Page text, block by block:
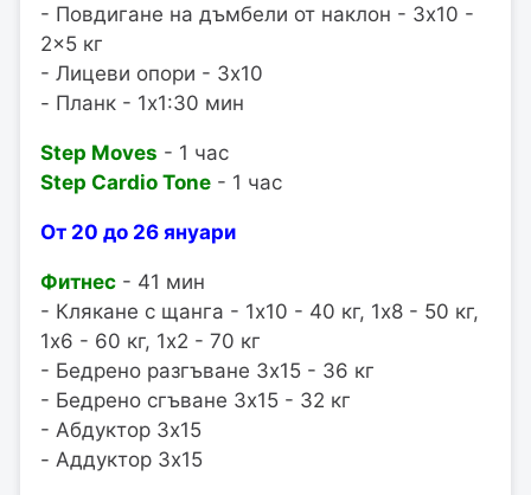
- Повдигане на дъмбели от наклон - 3x10 -
2x5 кг
- Лицеви опори - 3x10
- Планк - 1x1:30 мин
Step Moves - 1 час
Step Cardio Tone - 1 час
От 20 до 26 януари
Фитнес - 41 мин
- Клякане с щанга - 1x10 - 40 кг, 1x8 - 50 кг,
1x6 - 60 кг, 1x2 - 70 кг
- Бедрено разгъване 3x15 - 36 кг
- Бедрено сгъване 3x15 - 32 кг
- Абдуктор 3x15
- Аддуктор 3x15